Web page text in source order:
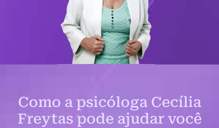
Como a psicóloga Cecília
Freytas pode ajudar você